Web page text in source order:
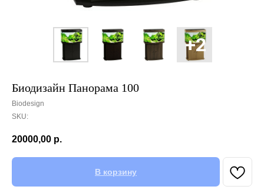
Биодизайн Панорама 100
Biodesign
SKU:
20000,00 р.
В корзину